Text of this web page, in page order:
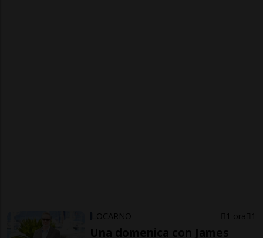
LOCARNO 1 ora 1
Una domenica con James